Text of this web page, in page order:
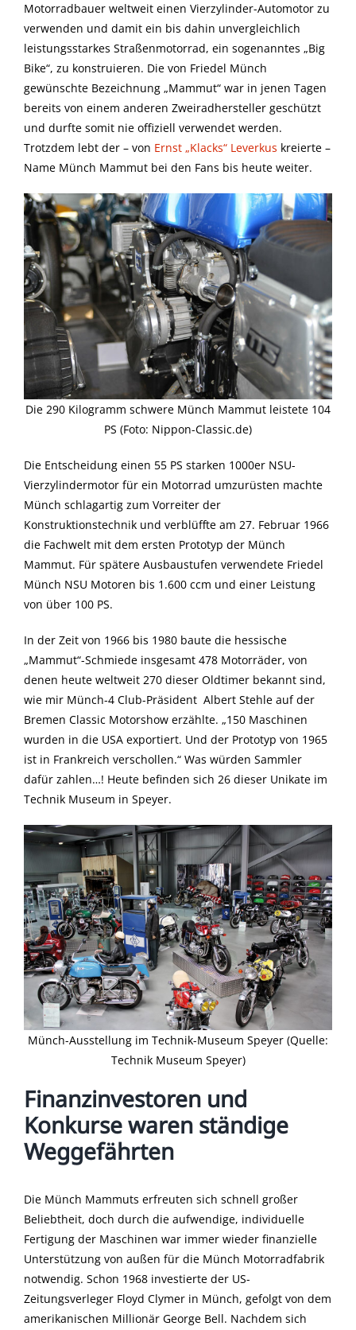
Motorradbauer weltweit einen Vierzylinder-Automotor zu
verwenden und damit ein bis dahin unvergleichlich
leistungsstarkes Straßenmotorrad, ein sogenanntes „Big
Bike“, zu konstruieren. Die von Friedel Münch
gewünschte Bezeichnung „Mammut“ war in jenen Tagen
bereits von einem anderen Zweiradhersteller geschützt
und durfte somit nie offiziell verwendet werden.
Trotzdem lebt der – von Ernst „Klacks“ Leverkus kreierte –
Name Münch Mammut bei den Fans bis heute weiter.
Die 290 Kilogramm schwere Münch Mammut leistete 104
PS (Foto: Nippon-Classic.de)
Die Entscheidung einen 55 PS starken 1000er NSU-
Vierzylindermotor für ein Motorrad umzurüsten machte
Münch schlagartig zum Vorreiter der
Konstruktionstechnik und verblüffte am 27. Februar 1966
die Fachwelt mit dem ersten Prototyp der Münch
Mammut. Für spätere Ausbaustufen verwendete Friedel
Münch NSU Motoren bis 1.600 ccm und einer Leistung
von über 100 PS.
In der Zeit von 1966 bis 1980 baute die hessische
„Mammut“-Schmiede insgesamt 478 Motorräder, von
denen heute weltweit 270 dieser Oldtimer bekannt sind,
wie mir Münch-4 Club-Präsident Albert Stehle auf der
Bremen Classic Motorshow erzählte. „150 Maschinen
wurden in die USA exportiert. Und der Prototyp von 1965
ist in Frankreich verschollen.“ Was würden Sammler
dafür zahlen…! Heute befinden sich 26 dieser Unikate im
Technik Museum in Speyer.
Münch-Ausstellung im Technik-Museum Speyer (Quelle:
Technik Museum Speyer)
Finanzinvestoren und
Konkurse waren ständige
Weggefährten
Die Münch Mammuts erfreuten sich schnell großer
Beliebtheit, doch durch die aufwendige, individuelle
Fertigung der Maschinen war immer wieder finanzielle
Unterstützung von außen für die Münch Motorradfabrik
notwendig. Schon 1968 investierte der US-
Zeitungsverleger Floyd Clymer in Münch, gefolgt von dem
amerikanischen Millionär George Bell. Nachdem sich